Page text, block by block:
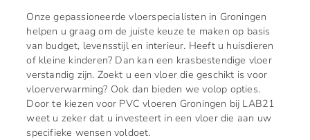
Onze gepassioneerde vloerspecialisten in Groningen
helpen u graag om de juiste keuze te maken op basis
van budget, levensstijl en interieur. Heeft u huisdieren
of kleine kinderen? Dan kan een krasbestendige vloer
verstandig zijn. Zoekt u een vloer die geschikt is voor
vloerverwarming? Ook dan bieden we volop opties.
Door te kiezen voor PVC vloeren Groningen bij LAB21
weet u zeker dat u investeert in een vloer die aan uw
specifieke wensen voldoet.